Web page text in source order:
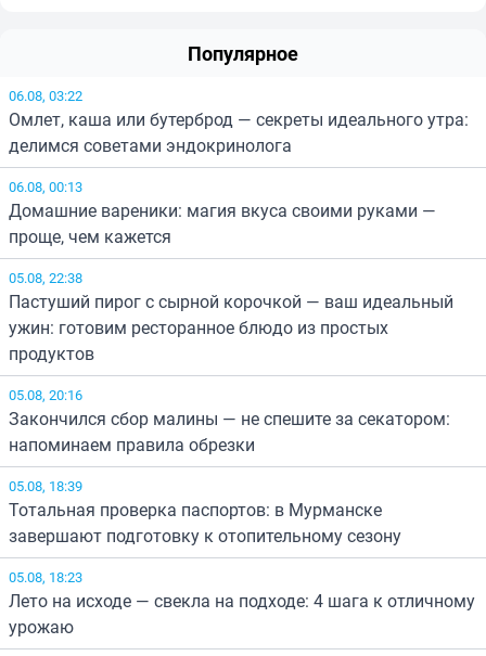
Популярное
06.08, 03:22
Омлет, каша или бутерброд — секреты идеального утра:
делимся советами эндокринолога
06.08, 00:13
Домашние вареники: магия вкуса своими руками —
проще, чем кажется
05.08, 22:38
Пастуший пирог с сырной корочкой — ваш идеальный
ужин: готовим ресторанное блюдо из простых
продуктов
05.08, 20:16
Закончился сбор малины — не спешите за секатором:
напоминаем правила обрезки
05.08, 18:39
Тотальная проверка паспортов: в Мурманске
завершают подготовку к отопительному сезону
05.08, 18:23
Лето на исходе — свекла на подходе: 4 шага к отличному
урожаю